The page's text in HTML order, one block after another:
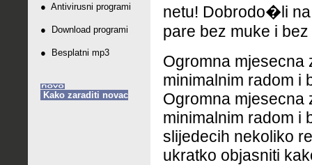
● Antivirusni programi
● Download programi
● Besplatni mp3
Kako zaraditi novac
netu! Dobrodo�li
pare bez muke i bez
Ogromna mjesecna
minimalnim radom i
Ogromna mjesecna
minimalnim radom i
slijedecih nekoliko
ukratko objasniti